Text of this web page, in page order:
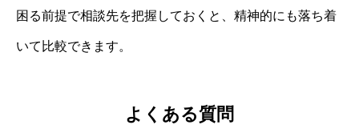
困る前提で相談先を把握しておくと、精神的にも落ち着
いて比較できます。
よくある質問